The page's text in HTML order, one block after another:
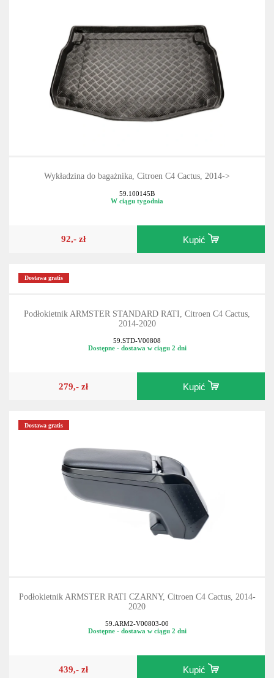
Wykładzina do bagażnika, Citroen C4 Cactus, 2014->
59.100145B
W ciągu tygodnia
92,- zł Kupić
Dostawa gratis
Podłokietnik ARMSTER STANDARD RATI, Citroen C4 Cactus,
2014-2020
59.STD-V00808
Dostępne - dostawa w ciągu 2 dni
279,- zł Kupić
Dostawa gratis
Podłokietnik ARMSTER RATI CZARNY, Citroen C4 Cactus, 2014-
2020
59.ARM2-V00803-00
Dostępne - dostawa w ciągu 2 dni
439,- zł Kupić